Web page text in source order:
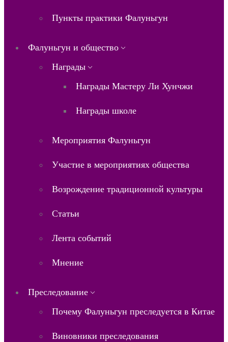
Пункты практики Фалуньгун
Фалуньгун и общество
Награды
Награды Мастеру Ли Хунчжи
Награды школе
Мероприятия Фалуньгун
Участие в мероприятиях общества
Возрождение традиционной культуры
Статьи
Лента событий
Мнение
Преследование
Почему Фалуньгун преследуется в Китае
Виновники преследования